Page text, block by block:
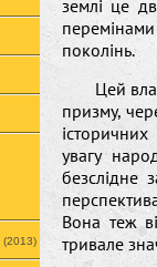
(2013)
землі це
поколінь.
Цей
призму,
увагу
безслідне
Вона теж
тривале